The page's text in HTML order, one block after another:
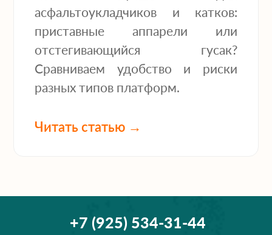
асфальтоукладчиков и катков:
приставные аппарели или
отстегивающийся гусак?
Сравниваем удобство и риски
разных типов платформ.
Читать статью →
+7 (925) 534-31-44